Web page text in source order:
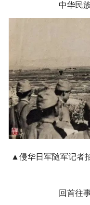
中华民
▲侵华日军随军记者
回首往